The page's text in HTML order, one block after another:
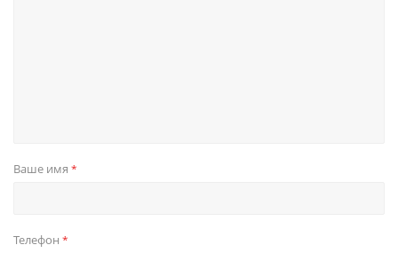
Ваше имя *
Телефон *